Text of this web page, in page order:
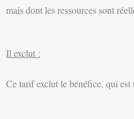
mais dont les ressources sont
Il exclut :
Ce tarif exclut le bénéfice, qui est